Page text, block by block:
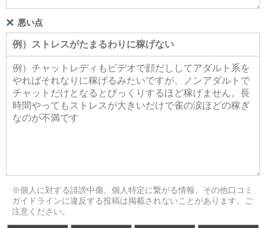
悪い点
※個人に対する誹謗中傷、個人特定に繋がる情報、その他口コミ
ガイドラインに違反する投稿は掲載されないことがあります。ご
注意ください。